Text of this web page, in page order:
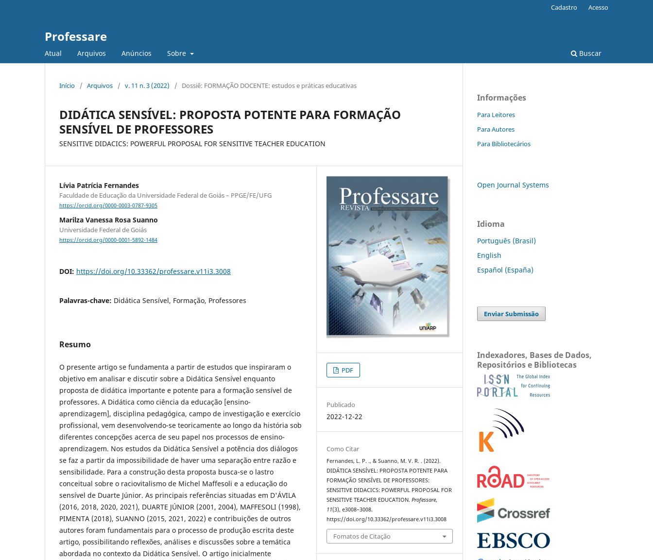
Professare
Atual Arquivos Anúncios Sobre Buscar
Cadastro Acesso
Início / Arquivos / v. 11 n. 3 (2022) / Dossiê: FORMAÇÃO DOCENTE: estudos e práticas educativas
DIDÁTICA SENSÍVEL: PROPOSTA POTENTE PARA FORMAÇÃO
SENSÍVEL DE PROFESSORES
SENSITIVE DIDACICS: POWERFUL PROPOSAL FOR SENSITIVE TEACHER EDUCATION
Lívia Patrícia Fernandes
Faculdade de Educação da Universidade Federal de Goiás – PPGE/FE/UFG
https://orcid.org/0000-0003-0787-9305
Marilza Vanessa Rosa Suanno
Universidade Federal de Goiás
https://orcid.org/0000-0001-5892-1484
DOI: https://doi.org/10.33362/professare.v11i3.3008
Palavras-chave: Didática Sensível, Formação, Professores
Resumo
O presente artigo se fundamenta a partir de estudos que inspiraram o
objetivo em analisar e discutir sobre a Didática Sensível enquanto
proposta de didática importante e potente para a formação sensível de
professores. A Didática como ciência da educação [ensino-
aprendizagem], disciplina pedagógica, campo de investigação e exercício
profissional, vem desenvolvendo-se teoricamente ao longo da história sob
diferentes concepções acerca de seu papel nos processos de ensino-
aprendizagem. Nos estudos da Didática Sensível a potência dos diálogos
se faz a partir da impossibilidade de haver uma separação entre razão e
sensibilidade. Para a construção desta proposta busca-se o lastro
conceitual sobre o raciovitalismo de Michel Maffesoli e a educação do
sensível de Duarte Júnior. As principais referências situadas em D'ÁVILA
(2016, 2018, 2020, 2021), DUARTE JÚNIOR (2001, 2004), MAFFESOLI (1998),
PIMENTA (2018), SUANNO (2015, 2021, 2022) e contribuições de outros
autores foram fundamentais para o processo de produção escrita deste
artigo, possibilitando reflexões, análises e discussões sobre a temática
abordada no contexto da Didática Sensível. O artigo inicialmente
PDF
Publicado
2022-12-22
Como Citar
Fernandes, L. P. ., & Suanno, M. V. R. . (2022).
DIDÁTICA SENSÍVEL: PROPOSTA POTENTE PARA
FORMAÇÃO SENSÍVEL DE PROFESSORES:
SENSITIVE DIDACICS: POWERFUL PROPOSAL FOR
SENSITIVE TEACHER EDUCATION.Professare,
11(3), e3008–3008.
https://doi.org/10.33362/professare.v11i3.3008
Fomatos de Citação
Informações
Para Leitores
Para Autores
Para Bibliotecários
Open Journal Systems
Idioma
Português (Brasil)
English
Español (España)
Enviar Submissão
Indexadores, Bases de Dados,
Repositórios e Bibliotecas